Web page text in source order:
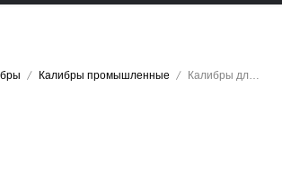
Калибры промышленные Калибры для конич. резьбы вентелейи баллонов д/газов W